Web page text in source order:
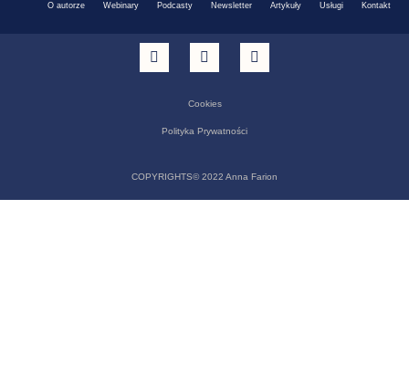
O autorze Webinary Podcasty Newsletter Artykuły Usługi Kontakt
COPYRIGHTS© 2022 Anna Farion
Polityka Prywatności
Cookies